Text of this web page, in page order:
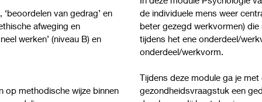
van gedrag’ en
afweging en
werken’ (niveau B) en
op methodische wijze binnen
de individuele mens weer
beter gezegd werkvormen)
tijdens het ene onderdeel/
onderdeel/werkvorm.
Tijdens deze module ga je
gezondheidsvraagstuk een